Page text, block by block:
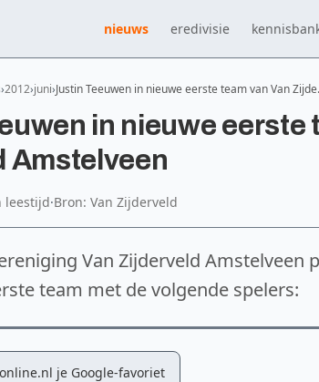
nieuws eredivisie
2012 juni Justin Teeuwen in nieuwe eerste team van Van
in nieuwe eerste
Amstelveen
leestijd·Bron: Van Zijderveld
Van Zijderveld Amstelveen
team met de volgende spelers:
je Google-favoriet